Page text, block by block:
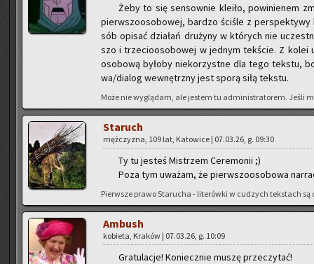
Żeby to się sen­sow­nie kle­iło, po­wi­nie­nem
pierw­szo­oso­bo­wej, bar­dzo ści­śle z
sób opi­sać dzia­łań dru­ży­ny w któ­rych nie
szo i trze­cio­oso­bo­wej w jed­nym tek­ście. Z kolei
oso­bo­wą by­ło­by nie­ko­rzyst­ne dla tego tek­stu,
wa/dia­log we­wnętrz­ny jest sporą siłą tek­stu.
Może nie wy­glą­dam, ale je­stem tu ad­mi­ni­stra­to­rem. Jeśli
Sta­ruch
męż­czy­zna, 109 lat, Ka­to­wi­ce | 07.03.26, g. 09:30
Ty tu je­steś Mi­strzem Ce­re­mo­nii ;)
Poza tym uwa­żam, że pierw­szo­oso­bo­wa
Pierw­sze prawo Sta­ru­cha - li­te­rów­ki w cu­dzych tek­stach
Am­bush
ko­bie­ta, Kra­ków | 07.03.26, g. 10:09
Gra­tu­la­cje! Ko­niecz­nie muszę prze­czy­tać!